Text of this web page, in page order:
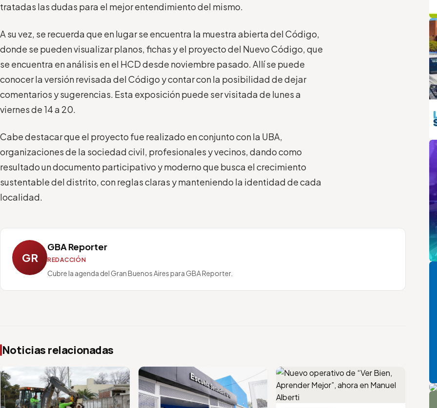
tratadas las dudas para el mejor entendimiento del mismo.
A su vez, se recuerda que en lugar se encuentra la muestra abierta del Código,
donde se pueden visualizar planos, fichas y el proyecto del Nuevo Código, que
se encuentra en análisis en el HCD desde noviembre pasado. Allí se puede
conocer la versión revisada del Código y contar con la posibilidad de dejar
comentarios y sugerencias. Esta exposición puede ser visitada de lunes a
viernes de 14 a 20.
Cabe destacar que el proyecto fue realizado en conjunto con la UBA,
organizaciones de la sociedad civil, profesionales y vecinos, dando como
resultado un documento participativo y moderno que busca el crecimiento
sustentable del distrito, con reglas claras y manteniendo la identidad de cada
localidad.
GR
GBA Reporter
REDACCIÓN
Cubre la agenda del Gran Buenos Aires para GBA Reporter.
Noticias relacionadas